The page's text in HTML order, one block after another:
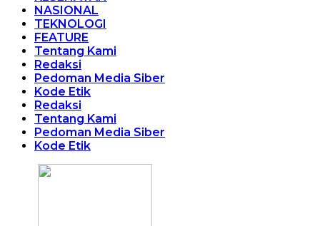
NASIONAL
TEKNOLOGI
FEATURE
Tentang Kami
Redaksi
Pedoman Media Siber
Kode Etik
Redaksi
Tentang Kami
Pedoman Media Siber
Kode Etik